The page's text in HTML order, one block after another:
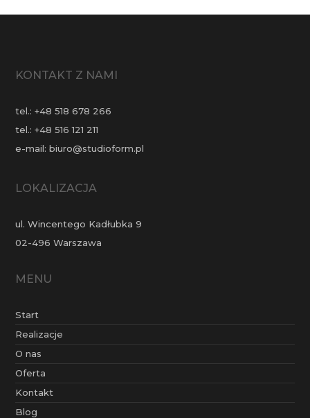
KONTAKT Z NAMI
tel.:+48 518 678 266
tel.:+48 516 121 211
e-mail:biuro@studioform.pl
LOKALIZACJA
ul. Wincentego Kadłubka 9
02-496 Warszawa
MENU
Start
Realizacje
O nas
Oferta
Kontakt
Blog